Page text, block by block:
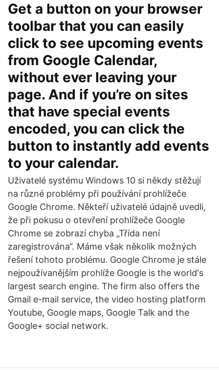
Get a button on your browser
toolbar that you can easily
click to see upcoming events
from Google Calendar,
without ever leaving your
page. And if you’re on sites
that have special events
encoded, you can click the
button to instantly add events
to your calendar.
Uživatelé systému Windows 10 si někdy stěžují
na různé problémy při používání prohlížeče
Google Chrome. Někteří uživatelé údajně uvedli,
že při pokusu o otevření prohlížeče Google
Chrome se zobrazí chyba „Třída není
zaregistrována“. Máme však několik možných
řešení tohoto problému. Google Chrome je stále
nejpoužívanějším prohlíže Google is the world's
largest search engine. The firm also offers the
Gmail e-mail service, the video hosting platform
Youtube, Google maps, Google Talk and the
Google+ social network.